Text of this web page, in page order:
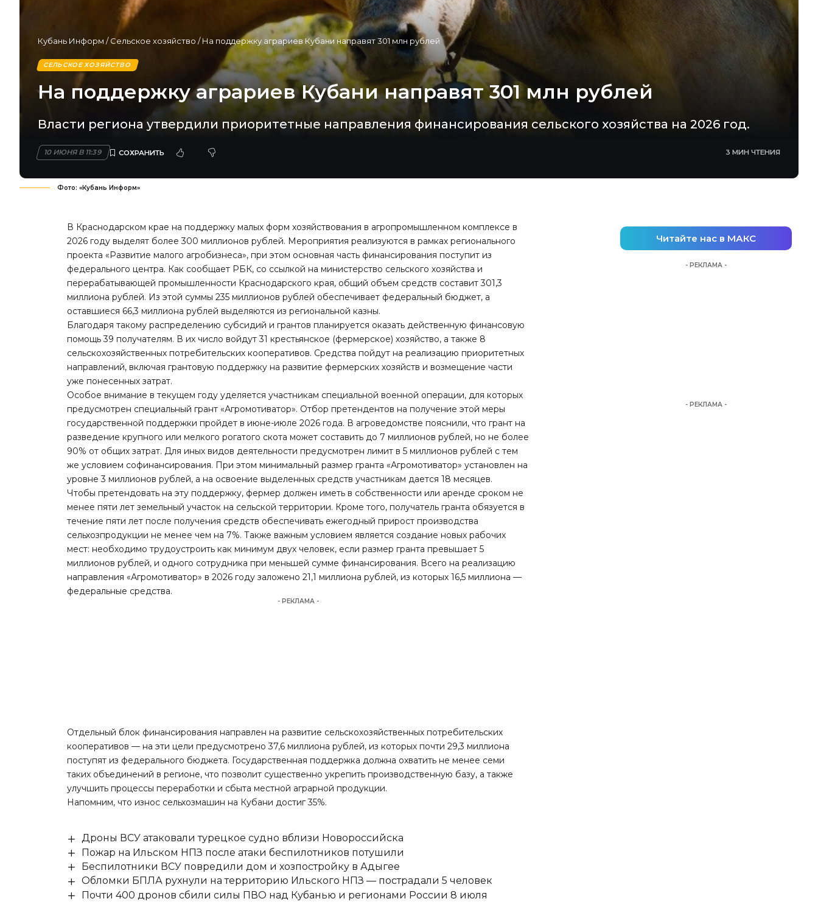
Кубань Информ /Сельское хозяйство /На поддержку аграриев Кубани направят 301 млн рублей
СЕЛЬСКОЕ ХОЗЯЙСТВО
На поддержку аграриев Кубани направят 301 млн рублей
Власти региона утвердили приоритетные направления финансирования сельского хозяйства на 2026 год.
10 ИЮНЯ В 11:39 3 МИН ЧТЕНИЯ
Фото: «Кубань Информ»
В Краснодарском крае на поддержку малых форм хозяйствования в агропромышленном комплексе в
2026 году выделят более 300 миллионов рублей. Мероприятия реализуются в рамках регионального
проекта «Развитие малого агробизнеса», при этом основная часть финансирования поступит из
федерального центра. Как сообщает РБК, со ссылкой на министерство сельского хозяйства и
перерабатывающей промышленности Краснодарского края, общий объем средств составит301,3
миллиона рублей. Из этой суммы 235 миллионов рублей обеспечивает федеральный бюджет, а
оставшиеся 66,3 миллиона рублей выделяются из региональной казны.
Благодаря такому распределению субсидий и грантов планируется оказать действенную финансовую
помощь 39 получателям. В их число войдут 31 крестьянское (фермерское) хозяйство, а также 8
сельскохозяйственных потребительских кооперативов. Средства пойдут на реализацию приоритетных
направлений, включая грантовую поддержку на развитие фермерских хозяйств и возмещение части
уже понесенных затрат.
Особое внимание в текущем году уделяется участникам специальной военной операции, для которых
предусмотрен специальный грант «Агромотиватор». Отбор претендентов на получение этой меры
государственной поддержки пройдет в июне-июле 2026 года. В агроведомстве пояснили, что грант на
разведение крупного или мелкого рогатого скота может составить до 7 миллионов рублей, но не более
90% от общих затрат. Для иных видов деятельности предусмотрен лимит в 5 миллионов рублей с тем
же условием софинансирования. При этом минимальный размер гранта «Агромотиватор» установлен на
уровне 3 миллионов рублей, а на освоение выделенных средств участникам дается 18 месяцев.
Чтобы претендовать на эту поддержку, фермер должен иметь в собственности или аренде сроком не
менее пяти лет земельный участок на сельской территории. Кроме того, получатель гранта обязуется в
течение пяти лет после получения средств обеспечивать ежегодный прирост производства
сельхозпродукции не менее чем на 7%. Также важным условием является создание новых рабочих
мест: необходимо трудоустроить как минимум двух человек, если размер гранта превышает 5
миллионов рублей, и одного сотрудника при меньшей сумме финансирования. Всего на реализацию
направления «Агромотиватор» в 2026 году заложено 21,1 миллиона рублей, из которых 16,5 миллиона —
федеральные средства.
- РЕКЛАМА -
Отдельный блок финансирования направлен на развитие сельскохозяйственных потребительских
кооперативов — на эти цели предусмотрено 37,6 миллиона рублей, из которых почти 29,3 миллиона
поступят из федерального бюджета. Государственная поддержка должна охватить не менее семи
таких объединений в регионе, что позволит существенно укрепить производственную базу, а также
улучшить процессы переработки и сбыта местной аграрной продукции.
Напомним, что износ сельхозмашин на Кубани достиг 35%.
Дроны ВСУ атаковали турецкое судно вблизи Новороссийска
Пожар на Ильском НПЗ после атаки беспилотников потушили
Беспилотники ВСУ повредили дом и хозпостройку в Адыгее
Обломки БПЛА рухнули на территорию Ильского НПЗ — пострадали 5 человек
Почти 400 дронов сбили силы ПВО над Кубанью и регионами России 8 июля
Читайте нас в МАКС
- РЕКЛАМА -
- РЕКЛАМА -